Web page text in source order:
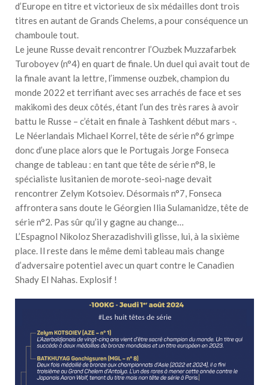
d’Europe en titre et victorieux de six médailles dont trois
titres en autant de Grands Chelems, a pour conséquence un
chamboule tout.
Le jeune Russe devait rencontrer l’Ouzbek Muzzafarbek
Turoboyev (n°4) en quart de finale. Un duel qui avait tout de
la finale avant la lettre, l’immense ouzbek, champion du
monde 2022 et terrifiant avec ses arrachés de face et ses
makikomi des deux côtés, étant l’un des très rares à avoir
battu le Russe – c’était en finale à Tashkent début mars -.
Le Néerlandais Michael Korrel, tête de série n°6 grimpe
donc d’une place alors que le Portugais Jorge Fonseca
change de tableau : en tant que tête de série n°8, le
spécialiste lusitanien de morote-seoi-nage devait
rencontrer Zelym Kotsoiev. Désormais n°7, Fonseca
affrontera sans doute le Géorgien Ilia Sulamanidze, tête de
série n°2. Pas sûr qu’il y gagne au change…
L’Espagnol Nikoloz Sherazadishvili glisse, lui, à la sixième
place. Il reste dans le même demi tableau mais change
d’adversaire potentiel avec un quart contre le Canadien
Shady El Nahas. Explosif !